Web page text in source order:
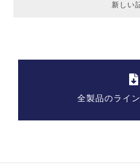
新しい
全製品のライ